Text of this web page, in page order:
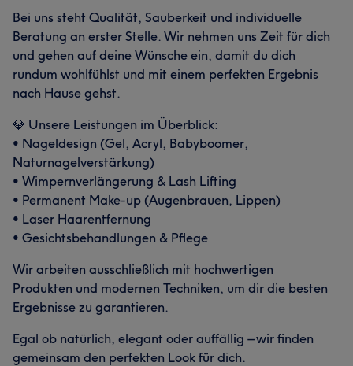
Bei uns steht Qualität, Sauberkeit und individuelle
Beratung an erster Stelle. Wir nehmen uns Zeit für dich
und gehen auf deine Wünsche ein, damit du dich
rundum wohlfühlst und mit einem perfekten Ergebnis
nach Hause gehst.
💎 Unsere Leistungen im Überblick:
• Nageldesign (Gel, Acryl, Babyboomer,
Naturnagelverstärkung)
• Wimpernverlängerung & Lash Lifting
• Permanent Make-up (Augenbrauen, Lippen)
• Laser Haarentfernung
• Gesichtsbehandlungen & Pflege
Wir arbeiten ausschließlich mit hochwertigen
Produkten und modernen Techniken, um dir die besten
Ergebnisse zu garantieren.
Egal ob natürlich, elegant oder auffällig – wir finden
gemeinsam den perfekten Look für dich.